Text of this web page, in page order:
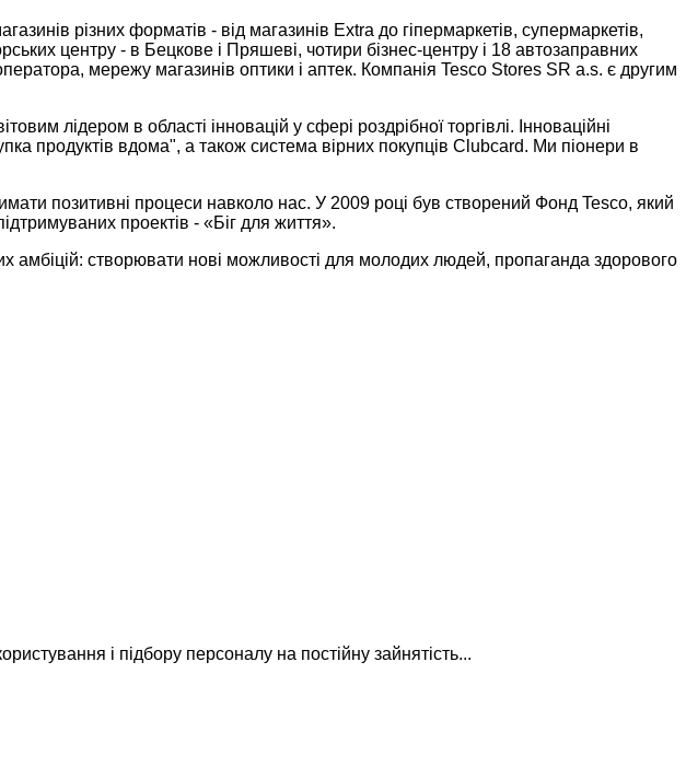
різних форматів - від магазинів Extra до гіпермаркетів, супермаркетів,
центру - в Бецкове і Пряшеві, чотири бізнес-центру і 18 автозаправних
мережу магазинів оптики і аптек. Компанія Tesco Stores SR a.s. є другим
лідером в області інновацій у сфері роздрібної торгівлі. Інноваційні
продуктів вдома", а також система вірних покупців Clubcard. Ми піонери в
позитивні процеси навколо нас. У 2009 році був створений Фонд Tesco, який
проектів - «Біг для життя».
створювати нові можливості для молодих людей, пропаганда здорового
і підбору персоналу на постійну зайнятість...